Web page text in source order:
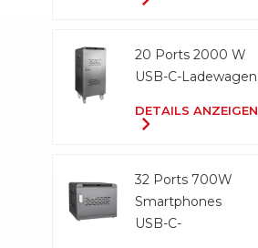
20 Ports 2000 W
USB-C-Ladewagen
DETAILS ANZEIGEN
32 Ports 700W
Smartphones
USB-C-